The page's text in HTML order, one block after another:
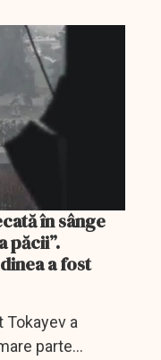
în sânge
păcii”.
a fost
a
parte